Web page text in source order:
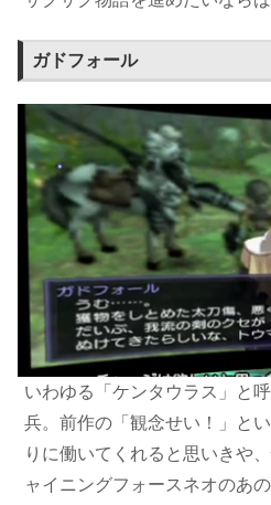
ガドフォール
いわゆる「ケンタウラス」と
兵。前作の「観念せい！」と
りに働いてくれると思いきや
ャイニングフォースネオのあ